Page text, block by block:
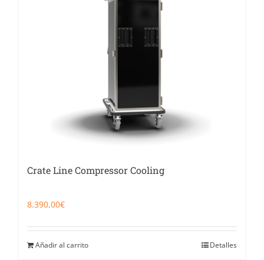
Crate Line Compressor Cooling
8.390,00€
Añadir al carrito Detalles